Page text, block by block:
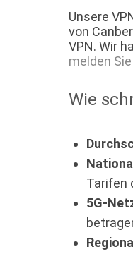
Unsere
von
VPN. Wir
melden
Wie
Tarifen
5G-